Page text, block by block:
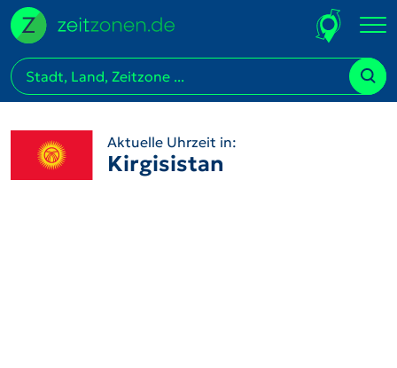
Aktuelle Uhrzeit in:
Kirgisistan